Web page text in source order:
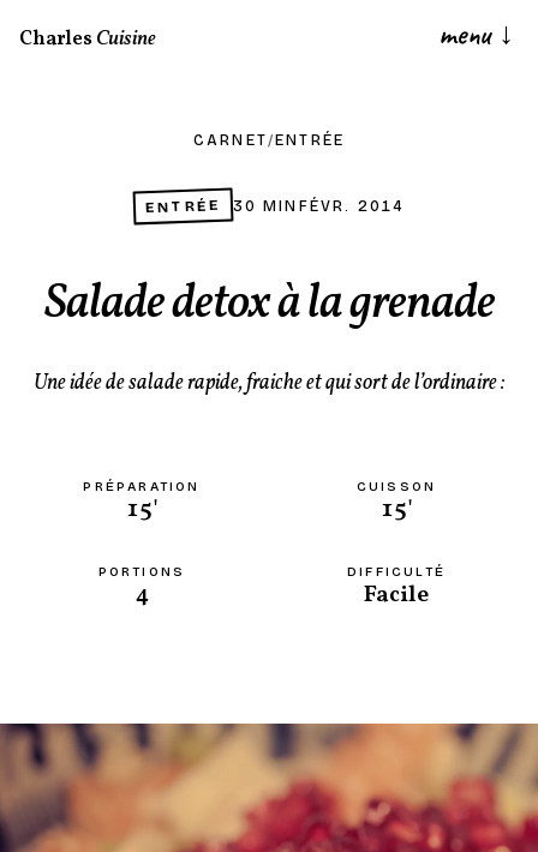
CharlesCuisine menu ↓
CARNET/ ENTRÉE
ENTRÉE 30 MIN FÉVR. 2014
Salade detox à la grenade
Une idée de salade rapide, fraiche et qui sort de l’ordinaire :
PRÉPARATION
15'
CUISSON
15'
PORTIONS
4
DIFFICULTÉ
Facile